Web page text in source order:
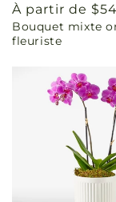
Prix
habituel
À partir de
Bouquet mixte
fleuriste